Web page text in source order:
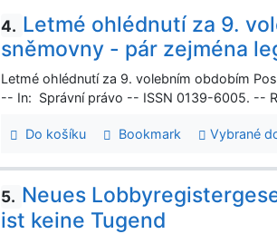
4. Letmé ohlédnutí za 9.
sněmovny - pár zejména
Letmé ohlédnutí za 9. volebním obdobím
-- In: Správní právo -- ISSN 0139-6005. --
Do košíku Bookmark Vybrané
5. Neues
ist keine Tugend